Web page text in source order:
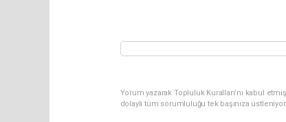
Yorum yazarak Topluluk Kuralları’nı kabul
dolaylı tüm sorumluluğu tek başınıza